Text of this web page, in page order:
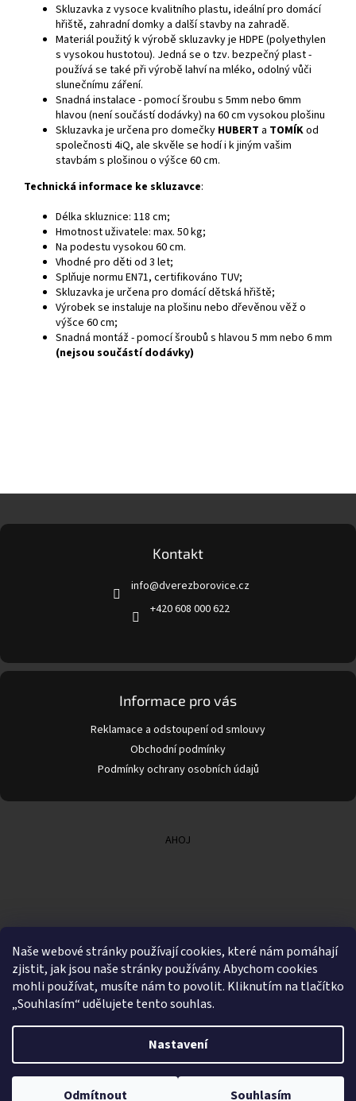
Naše webové stránky používají cookies, které nám pomáhají
zjistit, jak jsou naše stránky používány. Abychom cookies
mohli používat, musíte nám to povolit. Kliknutím na tlačítko
„Souhlasím“ udělujete tento souhlas.
Nastavení
Odmítnout Souhlasím
Skluzavka z vysoce kvalitního plastu, ideální pro domácí
hřiště, zahradní domky a další stavby na zahradě.
Materiál použitý k výrobě skluzavky je HDPE (polyethylen
s vysokou hustotou). Jedná se o tzv. bezpečný plast -
používá se také při výrobě lahví na mléko, odolný vůči
slunečnímu záření.
Snadná instalace - pomocí šroubu s 5mm nebo 6mm
hlavou (není součástí dodávky) na 60 cm vysokou plošinu
Skluzavka je určena pro domečky HUBERT a TOMÍKod
společnosti 4iQ, ale skvěle se hodí i k jiným vašim
stavbám s plošinou o výšce 60 cm.
Technická informace ke skluzavce:
Délka skluznice: 118 cm;
Hmotnost uživatele: max. 50 kg;
Na podestu vysokou 60 cm.
Vhodné pro děti od 3 let;
Splňuje normu EN71, certifikováno TUV;
Skluzavka je určena pro domácí dětská hřiště;
Výrobek se instaluje na plošinu nebo dřevěnou věž o
výšce 60 cm;
Snadná montáž - pomocí šroubů s hlavou 5 mm nebo 6 mm
(nejsou součástí dodávky)
p
Kontakt
info@dverezborovice.cz
+420 608 000 622
Informace pro vás
Reklamace a odstoupení od smlouvy
Obchodní podmínky
Podmínky ochrany osobních údajů
AHOJ
Vytvořil Shoptet